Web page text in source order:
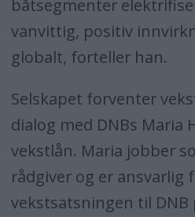
båtsegmenter
vanvittig, positiv
globalt, forteller han.
Selskapet forventer
dialog med DNBs Maria
vekstlån. Maria jobber
rådgiver og er ansvarlig
vekstsatsningen til DNB